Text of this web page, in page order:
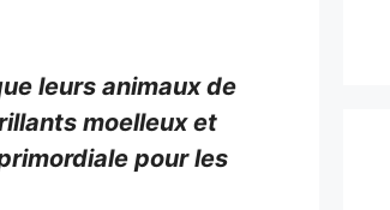
leurs animaux de
moelleux et
pour les